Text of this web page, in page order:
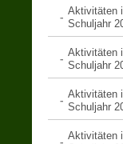
Aktivitäten
Schuljahr
Aktivitäten
Schuljahr
Aktivitäten
Schuljahr
Aktivitäten